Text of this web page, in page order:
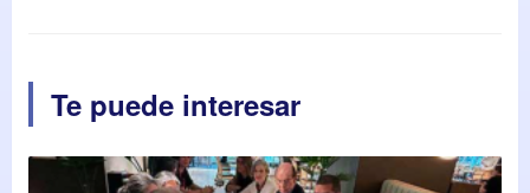
Te puede interesar